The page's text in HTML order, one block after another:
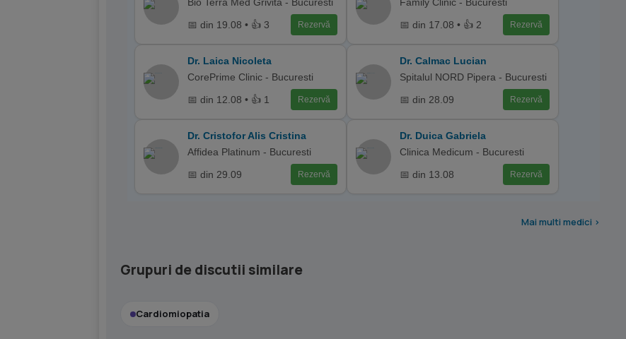
📅 din 19.08 • 👍 3
Rezervă
📅 din 17.08 • 👍 2
Rezervă
Dr. Laica Nicoleta
CorePrime Clinic - Bucuresti
📅 din 12.08 • 👍 1
Rezervă
Dr. Calmac Lucian
Spitalul NORD Pipera - Bucuresti
📅 din 28.09
Rezervă
Dr. Cristofor Alis Cristina
Affidea Platinum - Bucuresti
📅 din 29.09
Rezervă
Dr. Duica Gabriela
Clinica Medicum - Bucuresti
📅 din 13.08
Rezervă
Mai multi medici >
Grupuri de discutii similare
Cardiomiopatia